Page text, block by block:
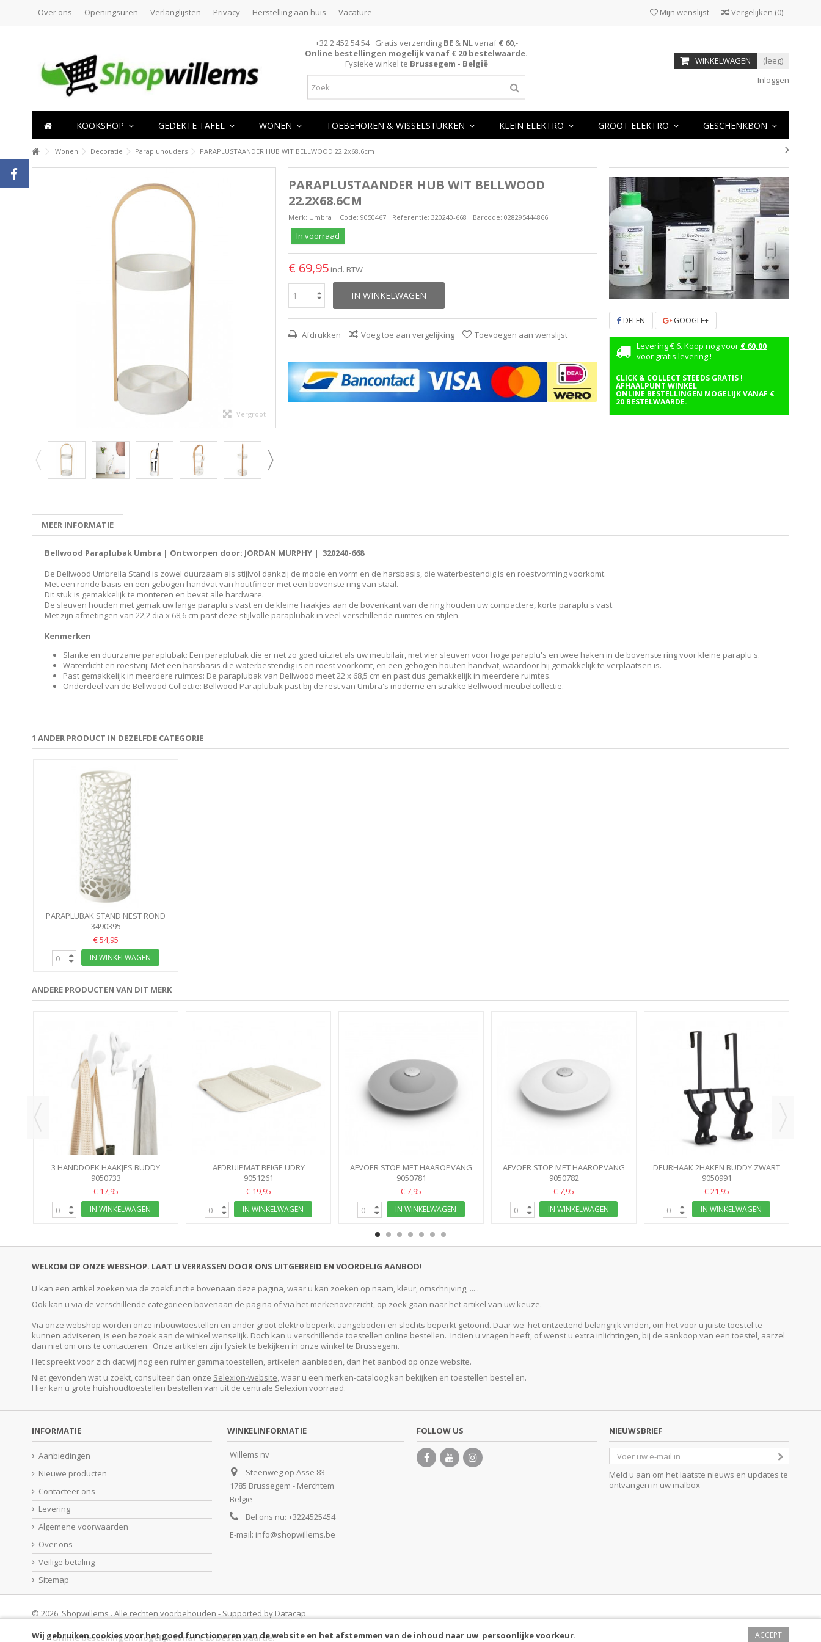
Over ons Openingsuren Verlanglijsten Privacy Herstelling aan huis Vacature Vergelijken (0)
Mijn wenslijst
+32 2 452 54 54 Gratis verzending BE& NLvanaf€ 60,-
Online bestellingen mogelijk vanaf € 20 bestelwaarde.
Fysieke winkel te Brussegem - België WINKELWAGEN
(leeg)
Inloggen
KOOKSHOP GEDEKTE TAFEL WONEN TOEBEHOREN & WISSELSTUKKEN KLEIN ELEKTRO GROOT ELEKTRO GESCHENKBON
Wonen Decoratie Parapluhouders PARAPLUSTAANDER HUB WIT BELLWOOD 22.2x68.6cm
Vergroot
PARAPLUSTAANDER HUB WIT BELLWOOD
22.2X68.6CM
Merk: Umbra Code: 9050467 Referentie: 320240-668 Barcode: 028295444866
In voorraad
€ 69,95 incl. BTW
IN WINKELWAGEN
Afdrukken Voeg toe aan vergelijking Toevoegen aan wenslijst
DELEN GOOGLE+
Levering € 6. Koop nog voor € 60,00
voor gratis levering !
CLICK & COLLECT STEEDS GRATIS !
AFHAALPUNT WINKEL
ONLINE BESTELLINGEN MOGELIJK VANAF €
20 BESTELWAARDE.
MEER INFORMATIE
Bellwood Paraplubak Umbra | Ontworpen door: JORDAN MURPHY | 320240-668
De Bellwood Umbrella Stand is zowel duurzaam als stijlvol dankzij de mooie en vorm en de harsbasis, die waterbestendig is en roestvorming voorkomt.
Met een ronde basis en een gebogen handvat van houtfineer met een bovenste ring van staal.
Dit stuk is gemakkelijk te monteren en bevat alle hardware.
De sleuven houden met gemak uw lange paraplu's vast en de kleine haakjes aan de bovenkant van de ring houden uw compactere, korte paraplu's vast.
Met zijn afmetingen van 22,2 dia x 68,6 cm past deze stijlvolle paraplubak in veel verschillende ruimtes en stijlen.
Kenmerken
Slanke en duurzame paraplubak: Een paraplubak die er net zo goed uitziet als uw meubilair, met vier sleuven voor hoge paraplu's en twee haken in de bovenste ring voor kleine paraplu's.
Waterdicht en roestvrij: Met een harsbasis die waterbestendig is en roest voorkomt, en een gebogen houten handvat, waardoor hij gemakkelijk te verplaatsen is.
Past gemakkelijk in meerdere ruimtes: De paraplubak van Bellwood meet 22 x 68,5 cm en past dus gemakkelijk in meerdere ruimtes.
Onderdeel van de Bellwood Collectie: Bellwood Paraplubak past bij de rest van Umbra's moderne en strakke Bellwood meubelcollectie.
1 ANDER PRODUCT IN DEZELFDE CATEGORIE
PARAPLUBAK STAND NEST ROND
WIT
3490395
€ 54,95
IN WINKELWAGEN
ANDERE PRODUCTEN VAN DIT MERK
3 HANDDOEK HAAKJES BUDDY
HOOKSLITE WIT 7.6X16.5X7.6CM -...
9050733
€ 17,95
IN WINKELWAGEN
AFDRUIPMAT BEIGE UDRY
OPVOUWBAAR DRYING RACK MAT
LINEN...
9051261
€ 19,95
IN WINKELWAGEN
AFVOER STOP MET HAAROPVANG
GRIJS
9050781
€ 7,95
IN WINKELWAGEN
AFVOER STOP MET HAAROPVANG
WIT
9050782
€ 7,95
IN WINKELWAGEN
DEURHAAK 2HAKEN BUDDY ZWART
UMBRA
9050991
€ 21,95
IN WINKELWAGEN
WELKOM OP ONZE WEBSHOP. LAAT U VERRASSEN DOOR ONS UITGEBREID EN VOORDELIG AANBOD!
U kan een artikel zoeken via de zoekfunctie bovenaan deze pagina, waar u kan zoeken op naam, kleur, omschrijving, ... .
Ook kan u via de verschillende categorieën bovenaan de pagina of via het merkenoverzicht, op zoek gaan naar het artikel van uw keuze.
Via onze webshop worden onze inbouwtoestellen en ander groot elektro beperkt aangeboden en slechts beperkt getoond. Daar we het ontzettend belangrijk vinden, om het voor u juiste toestel te
kunnen adviseren, is een bezoek aan de winkel wenselijk. Doch kan u verschillende toestellen online bestellen. Indien u vragen heeft, of wenst u extra inlichtingen, bij de aankoop van een toestel, aarzel
dan niet om ons te contacteren. Onze artikelen zijn fysiek te bekijken in onze winkel te Brussegem.
Het spreekt voor zich dat wij nog een ruimer gamma toestellen, artikelen aanbieden, dan het aanbod op onze website.
Niet gevonden wat u zoekt, consulteer dan onze Selexion-website, waar u een merken-cataloog kan bekijken en toestellen bestellen.
Hier kan u grote huishoudtoestellen bestellen van uit de centrale Selexion voorraad.
INFORMATIE
Aanbiedingen
Nieuwe producten
Contacteer ons
Levering
Algemene voorwaarden
Over ons
Veilige betaling
Sitemap
WINKELINFORMATIE
Willems nv
Steenweg op Asse 83
1785 Brussegem - Merchtem
België
Bel ons nu: +3224525454
E-mail: info@shopwillems.be
FOLLOW US NIEUWSBRIEF
Meld u aan om het laatste nieuws en updates te
ontvangen in uw malbox
© 2026 Shopwillems . Alle rechten voorbehouden - Supported by Datacap
Online bestellingen mogelijk vanaf € 20 bestelwaarde. ACCEPT
Wij gebruiken cookies voor het goed functioneren van de website en het afstemmen van de inhoud naar uw persoonlijke voorkeur.